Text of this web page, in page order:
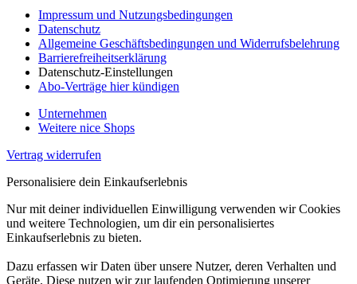
Impressum und Nutzungsbedingungen
Datenschutz
Allgemeine Geschäftsbedingungen und Widerrufsbelehrung
Barrierefreiheitserklärung
Datenschutz-Einstellungen
Abo-Verträge hier kündigen
Unternehmen
Weitere nice Shops
Vertrag widerrufen
Personalisiere dein Einkaufserlebnis
Nur mit deiner individuellen Einwilligung verwenden wir Cookies
und weitere Technologien, um dir ein personalisiertes
Einkaufserlebnis zu bieten.
Dazu erfassen wir Daten über unsere Nutzer, deren Verhalten und
Geräte. Diese nutzen wir zur laufenden Optimierung unserer